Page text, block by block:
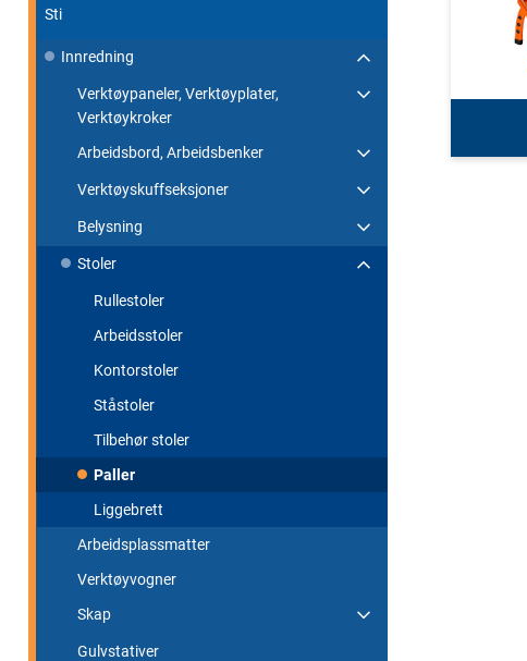
Sti
Innredning
Verktøypaneler, Verktøyplater,
Verktøykroker
Arbeidsbord, Arbeidsbenker
Verktøyskuffseksjoner
Belysning
Stoler
Rullestoler
Arbeidsstoler
Kontorstoler
Ståstoler
Tilbehør stoler
Paller
Liggebrett
Arbeidsplassmatter
Verktøyvogner
Skap
Gulvstativer